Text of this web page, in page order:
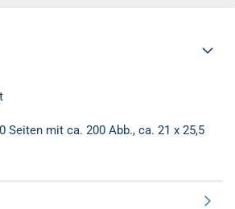
Seiten mit ca. 200 Abb., ca. 21 x 25,5